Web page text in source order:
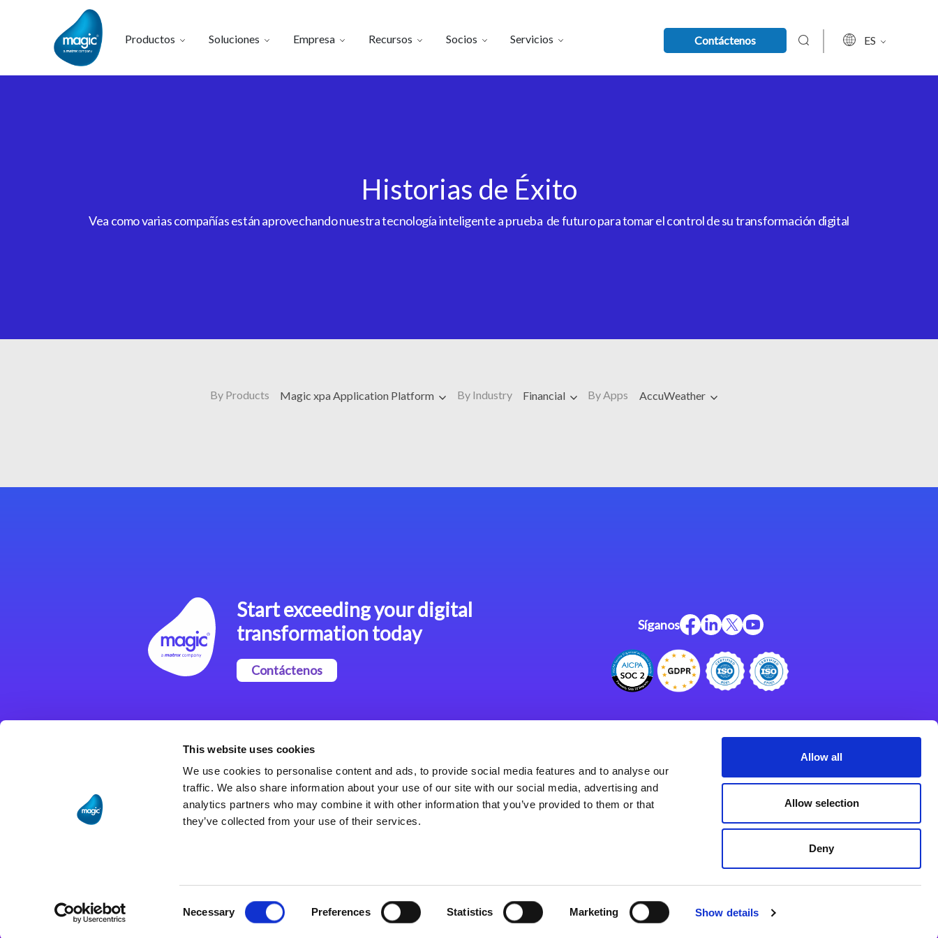
This website uses cookies
We use cookies to personalise content and ads, to provide social media features and to analyse our
traffic. We also share information about your use of our site with our social media, advertising and
analytics partners who may combine it with other information that you’ve provided to them or that
they’ve collected from your use of their services.
Necessary Preferences Statistics Marketing Show details
Allow all
Allow selection
Deny
Productos Soluciones Empresa Recursos Socios Servicios Contáctenos ES
Historias de Éxito
Vea como varias compañías están aprovechando nuestra tecnología inteligente a prueba de futuro para tomar el control de su transformación digital
By Products Magic xpa Application Platform By Industry Financial By Apps AccuWeather
Start exceeding your digital
transformation today
Contáctenos
Síganos
Integración
Soluciones de integración
Marco de Aplicaciones Web
de Magic xpa
Acerca de Magic
Oficinas Internacionales
Políticas de Privacidad
Programa de Asociados